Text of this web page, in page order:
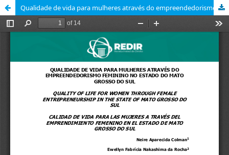
Qualidade de vida para mulheres através do empreendedorismo feminino no estado do Mato Grosso do Sul